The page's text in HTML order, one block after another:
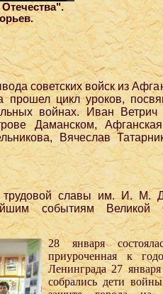
советских войск из
цикл уроков,
войнах. Иван
Даманском,
Вячеслав
славы им. И. М.
событиям Великой
28 января
приуроченная к
Ленинграда 27
собрались дети